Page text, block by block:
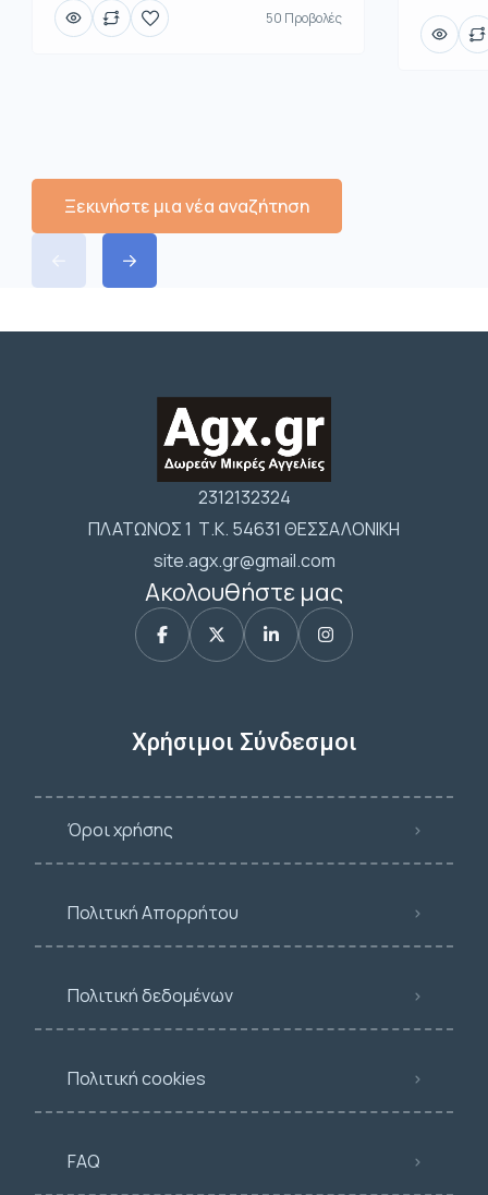
50 Προβολές
Ξεκινήστε μια νέα αναζήτηση
2312132324
ΠΛΑΤΩΝΟΣ 1 Τ.Κ. 54631 ΘΕΣΣΑΛΟΝΙΚΗ
site.agx.gr@gmail.com
Ακολουθήστε μας
Χρήσιμοι Σύνδεσμοι
Όροι χρήσης
Πολιτική Απορρήτου
Πολιτική δεδομένων
Πολιτική cookies
FAQ